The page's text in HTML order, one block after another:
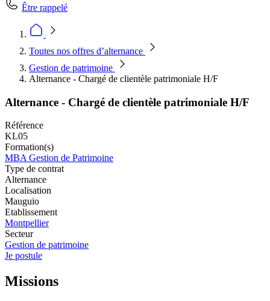
Être rappelé
Toutes nos offres d’alternance
Gestion de patrimoine
Alternance - Chargé de clientèle patrimoniale H/F
Alternance - Chargé de clientèle patrimoniale H/F
Référence
KL05
Formation(s)
MBA Gestion de Patrimoine
Type de contrat
Alternance
Localisation
Mauguio
Etablissement
Montpellier
Secteur
Gestion de patrimoine
Je postule
Missions